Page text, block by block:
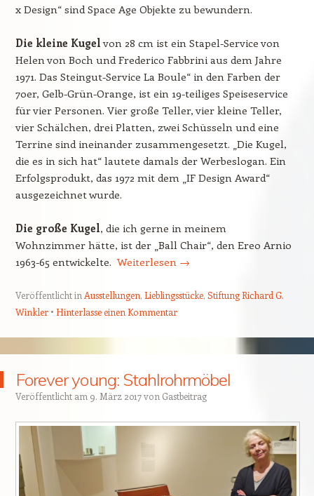
x Design“ sind Space Age Objekte zu bewundern.
Die kleine Kugelvon 28 cm ist ein Stapel-Service von
Helen von Boch und Frederico Fabbrini aus dem Jahre
1971. Das Steingut-Service La Boule“ in den Farben der
70er, Gelb-Grün-Orange, ist ein 19-teiliges Speiseservice
für vier Personen. Vier große Teller, vier kleine Teller,
vier Schälchen, drei Platten, zwei Schüsseln und eine
Terrine sind ineinander zusammengesetzt. „Die Kugel,
die es in sich hat“ lautete damals der Werbeslogan. Ein
Erfolgsprodukt, das 1972 mit dem „IF Design Award“
ausgezeichnet wurde.
Die große Kugel, die ich gerne in meinem
Wohnzimmer hätte, ist der „Ball Chair“, den Ereo Arnio
1963-65 entwickelte. Weiterlesen →
Veröffentlicht in Ausstellungen, Lieblingsstücke, Stiftung Richard G.
Winkler
Hinterlasse einen Kommentar
Forever young: Stahlrohrmöbel
Veröffentlicht am 9. März 2017von Gastbeitrag